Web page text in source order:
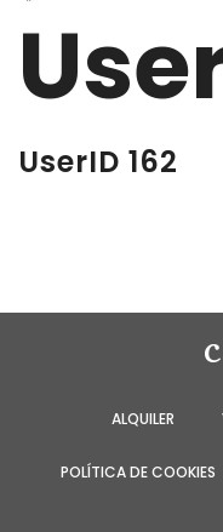
UserID 162
ALQUILER
POLÍTICA DE COOKIES